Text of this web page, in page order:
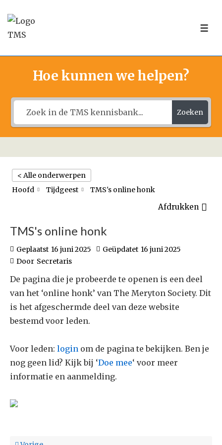
Doorgaan
naar
Hoe kunnen we helpen?
Zoeken
< Alle onderwerpen
Hoofd
Tijdgeest TMS's online honk
Afdrukken
TMS's online honk
Geplaatst 16 juni 2025 Geüpdatet 16 juni 2025
Door Secretaris
De pagina die je probeerde te openen is een deel
van het ‘online honk’ van The Meryton Society. Dit
is het afgeschermde deel van deze website
bestemd voor leden.
Voor leden: login om de pagina te bekijken. Ben je
nog geen lid? Kijk bij ‘Doe mee‘ voor meer
informatie en aanmelding.